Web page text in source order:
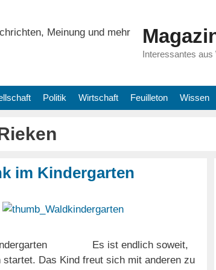
Interessantes aus
Politik Wirtschaft Feuilleton Wissen
im Kindergarten
Es ist endlich soweit,
startet. Das Kind freut sich mit anderen zu